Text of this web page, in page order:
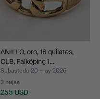
ANILLO, oro, 18 quilates,
CLB, Falköping 1…
Subastado 20 may 2026
3 pujas
255 USD